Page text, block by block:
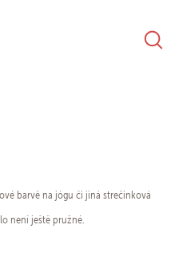
barvě na jógu či jiná strečinková
není ještě pružné.